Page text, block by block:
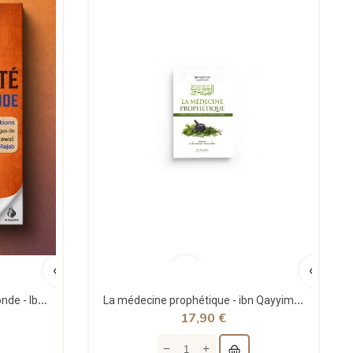
La vérité sur notre vie en ce monde - Ibn Al Qayyim - Des Savants La médecine prophétique - ibn Qayyim al-jawziyya - al-hadîth
17,90 €